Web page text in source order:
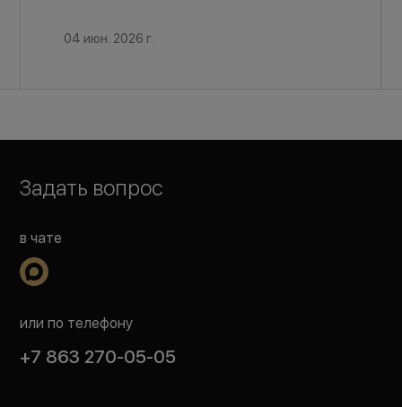
04 июн. 2026 г.
Задать вопрос
в чате
или по телефону
+7 863 270-05-05